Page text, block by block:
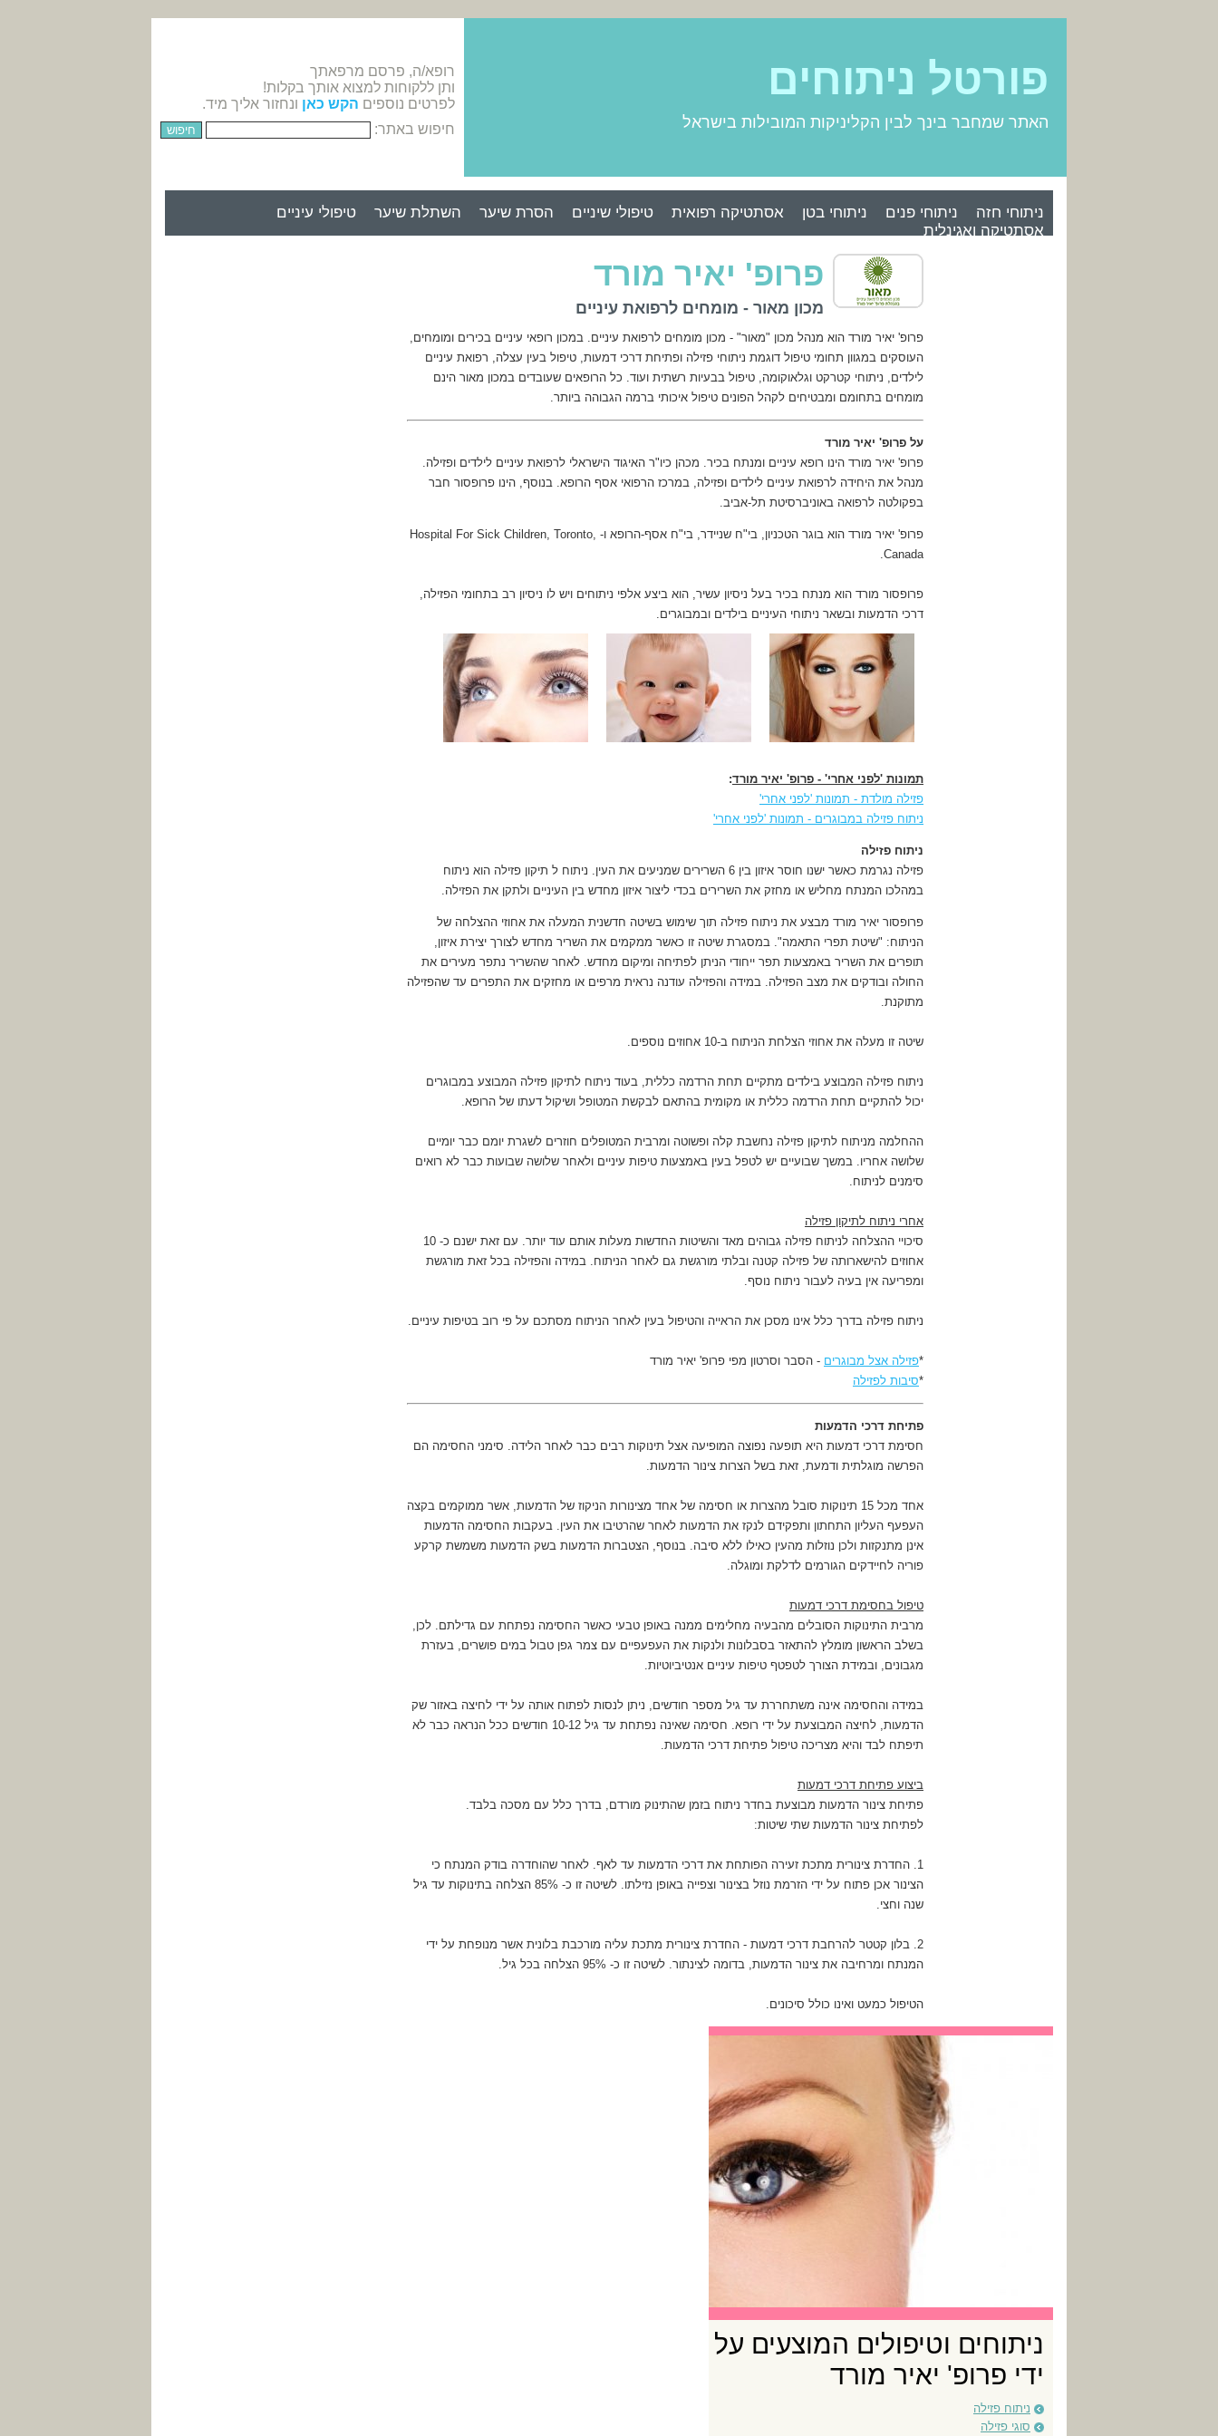
פורטל ניתוחים
האתר שמחבר בינך לבין הקליניקות המובילות בישראל
רופא/ה, פרסם מרפאתך
ותן ללקוחות למצוא אותך בקלות!
לפרטים נוספים הקש כאן ונחזור אליך מיד.
חיפוש באתר:
ניתוחי חזה ניתוחי פנים ניתוחי בטן אסתטיקה רפואית טיפולי שיניים הסרת שיער השתלת שיער
טיפולי עיניים
אסתטיקה ואגינלית
פרופ' יאיר מורד
מכון מאור - מומחים לרפואת עיניים
פרופ' יאיר מורד הוא מנהל מכון "מאור" - מכון מומחים לרפואת עיניים. במכון רופאי עיניים בכירים ומומחים,
העוסקים במגוון תחומי טיפול דוגמת ניתוחי פזילה ופתיחת דרכי דמעות, טיפול בעין עצלה, רפואת עיניים
לילדים, ניתוחי קטרקט וגלאוקומה, טיפול בבעיות רשתית ועוד. כל הרופאים שעובדים במכון מאור הינם
מומחים בתחומם ומבטיחים לקהל הפונים טיפול איכותי ברמה הגבוהה ביותר.
על פרופ' יאיר מורד
פרופ' יאיר מורד הינו רופא עיניים ומנתח בכיר. מכהן כיו"ר האיגוד הישראלי לרפואת עיניים לילדים ופזילה.
מנהל את היחידה לרפואת עיניים לילדים ופזילה, במרכז הרפואי אסף הרופא. בנוסף, הינו פרופסור חבר
בפקולטה לרפואה באוניברסיטת תל-אביב.
פרופ' יאיר מורד הוא בוגר הטכניון, בי"ח שניידר, בי"ח אסף-הרופא ו- Hospital For Sick Children, Toronto,
Canada.
פרופסור מורד הוא מנתח בכיר בעל ניסיון עשיר, הוא ביצע אלפי ניתוחים ויש לו ניסיון רב בתחומי הפזילה,
דרכי הדמעות ובשאר ניתוחי העיניים בילדים ובמבוגרים.
תמונות 'לפני אחרי' - פרופ' יאיר מורד:
פזילה מולדת - תמונות 'לפני אחרי'
ניתוח פזילה במבוגרים - תמונות 'לפני אחרי'
ניתוח פזילה
פזילה נגרמת כאשר ישנו חוסר איזון בין 6 השרירים שמניעים את העין. ניתוח ל תיקון פזילה הוא ניתוח
במהלכו המנתח מחליש או מחזק את השרירים בכדי ליצור איזון מחדש בין העיניים ולתקן את הפזילה.
פרופסור יאיר מורד מבצע את ניתוח פזילה תוך שימוש בשיטה חדשנית המעלה את אחוזי ההצלחה של
הניתוח: "שיטת תפרי התאמה". במסגרת שיטה זו כאשר ממקמים את השריר מחדש לצורך יצירת איזון,
תופרים את השריר באמצעות תפר ייחודי הניתן לפתיחה ומיקום מחדש. לאחר שהשריר נתפר מעירים את
החולה ובודקים את מצב הפזילה. במידה והפזילה עודנה נראית מרפים או מחזקים את התפרים עד שהפזילה
מתוקנת.
שיטה זו מעלה את אחוזי הצלחת הניתוח ב-10 אחוזים נוספים.
ניתוח פזילה המבוצע בילדים מתקיים תחת הרדמה כללית, בעוד ניתוח לתיקון פזילה המבוצע במבוגרים
יכול להתקיים תחת הרדמה כללית או מקומית בהתאם לבקשת המטופל ושיקול דעתו של הרופא.
ההחלמה מניתוח לתיקון פזילה נחשבת קלה ופשוטה ומרבית המטופלים חוזרים לשגרת יומם כבר יומיים
שלושה אחריו. במשך שבועיים יש לטפל בעין באמצעות טיפות עיניים ולאחר שלושה שבועות כבר לא רואים
סימנים לניתוח.
אחרי ניתוח לתיקון פזילה
סיכויי ההצלחה לניתוח פזילה גבוהים מאד והשיטות החדשות מעלות אותם עוד יותר. עם זאת ישנם כ- 10
אחוזים להישארותה של פזילה קטנה ובלתי מורגשת גם לאחר הניתוח. במידה והפזילה בכל זאת מורגשת
ומפריעה אין בעיה לעבור ניתוח נוסף.
ניתוח פזילה בדרך כלל אינו מסכן את הראייה והטיפול בעין לאחר הניתוח מסתכם על פי רוב בטיפות עיניים.
*פזילה אצל מבוגרים - הסבר וסרטון מפי פרופ' יאיר מורד
*סיבות לפזילה
פתיחת דרכי הדמעות
חסימת דרכי דמעות היא תופעה נפוצה המופיעה אצל תינוקות רבים כבר לאחר הלידה. סימני החסימה הם
הפרשה מוגלתית ודמעת, זאת בשל הצרות צינור הדמעות.
אחד מכל 15 תינוקות סובל מהצרות או חסימה של אחד מצינורות הניקוז של הדמעות, אשר ממוקמים בקצה
העפעף העליון התחתון ותפקידם לנקז את הדמעות לאחר שהרטיבו את העין. בעקבות החסימה הדמעות
אינן מתנקזות ולכן נוזלות מהעין כאילו ללא סיבה. בנוסף, הצטברות הדמעות בשק הדמעות משמשת קרקע
פוריה לחיידקים הגורמים לדלקת ומוגלה.
טיפול בחסימת דרכי דמעות
מרבית התינוקות הסובלים מהבעיה מחלימים ממנה באופן טבעי כאשר החסימה נפתחת עם גדילתם. לכן,
בשלב הראשון מומלץ להתאזר בסבלונות ולנקות את העפעפיים עם צמר גפן טבול במים פושרים, בעזרת
מגבונים, ובמידת הצורך לטפטף טיפות עיניים אנטיביוטיות.
במידה והחסימה אינה משתחררת עד גיל מספר חודשים, ניתן לנסות לפתוח אותה על ידי לחיצה באזור שק
הדמעות, לחיצה המבוצעת על ידי רופא. חסימה שאינה נפתחת עד גיל 10-12 חודשים ככל הנראה כבר לא
תיפתח לבד והיא מצריכה טיפול פתיחת דרכי הדמעות.
ביצוע פתיחת דרכי דמעות
פתיחת צינור הדמעות מבוצעת בחדר ניתוח בזמן שהתינוק מורדם, בדרך כלל עם מסכה בלבד.
לפתיחת צינור הדמעות שתי שיטות:
1. החדרת צינורית מתכת זעירה הפותחת את דרכי הדמעות עד לאף. לאחר שהוחדרה בודק המנתח כי
הצינור אכן פתוח על ידי הזרמת נוזל בצינור וצפייה באופן נזילתו. לשיטה זו כ- 85% הצלחה בתינוקות עד גיל
שנה וחצי.
2. בלון קטטר להרחבת דרכי דמעות - החדרת צינורית מתכת עליה מורכבת בלונית אשר מנופחת על ידי
המנתח ומרחיבה את צינור הדמעות, בדומה לצינתור. לשיטה זו כ- 95% הצלחה בכל גיל.
הטיפול כמעט ואינו כולל סיכונים.
ניתוחים וטיפולים המוצעים על
ידי פרופ' יאיר מורד
ניתוח פזילה
סוגי פזילה